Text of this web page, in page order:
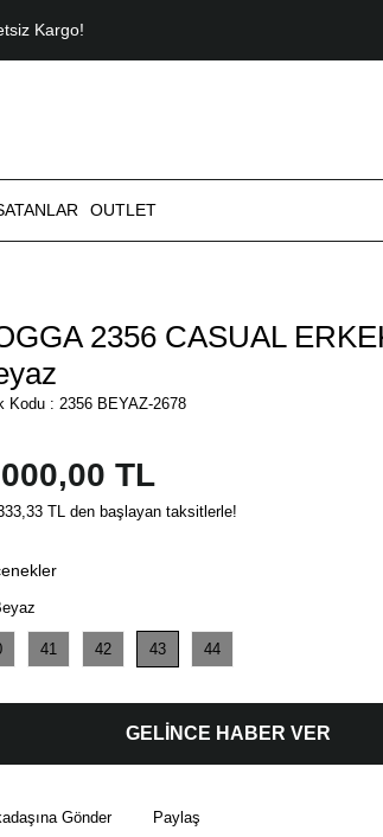
Kargo!
OUTLET
2356 CASUAL
Kodu : 2356 BEYAZ-2678
TL
TL den başlayan taksitlerle!
41 42 43 44
GELİNCE HABER VER
Gönder Paylaş